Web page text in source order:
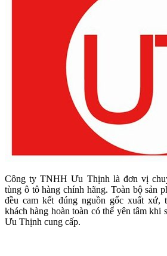
Công ty TNHH Ưu Thịnh là đơn vị
tùng ô tô hàng chính hãng. Toàn bộ sản
đều cam kết đúng nguồn gốc xuất xứ,
khách hàng hoàn toàn có thể yên tâm khi
Ưu Thịnh cung cấp.